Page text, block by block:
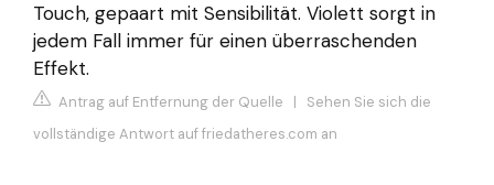
Touch, gepaart mit Sensibilität. Violett sorgt in
jedem Fall immer für einen überraschenden
Effekt.
Antrag auf Entfernung der Quelle | Sehen Sie sich die
vollständige Antwort auf friedatheres.com an